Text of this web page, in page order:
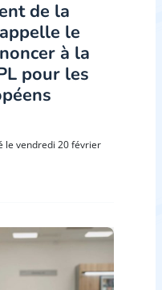
de la
le
à la
pour les
le vendredi 20 février